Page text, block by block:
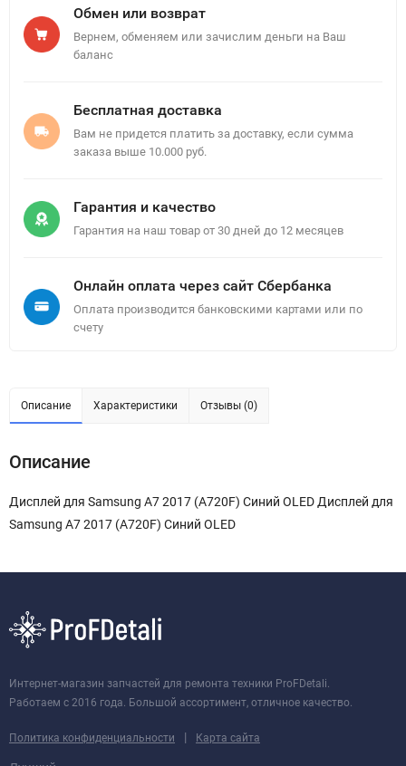
Обмен или возврат
Вернем, обменяем или зачислим деньги на Ваш
баланс
Бесплатная доставка
Вам не придется платить за доставку, если сумма
заказа выше 10.000 руб.
Гарантия и качество
Гарантия на наш товар от 30 дней до 12 месяцев
Онлайн оплата через сайт Сбербанка
Оплата производится банковскими картами или по
счету
Описание Характеристики Отзывы (0)
Описание
Дисплей для Samsung A7 2017 (A720F) Синий OLED Дисплей для
Samsung A7 2017 (A720F) Синий OLED
Интернет-магазин запчастей для ремонта техники ProFDetali.
Работаем с 2016 года. Большой ассортимент, отличное качество.
Политика конфиденциальности | Карта сайта